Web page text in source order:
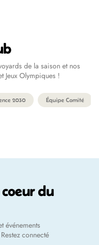
de la saison et nos
Jeux Olympiques !
2030 Équipe Comité
du
événements
connecté